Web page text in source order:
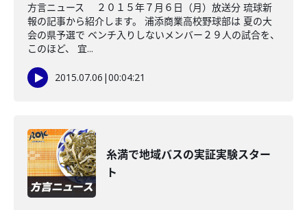
方言ニュース ２０１５年７月６日（月）放送分 琉球新
報の記事から紹介します。 浦添商業高校野球部は 夏の大
会の県予選で ベンチ入りしないメンバー２９人の試合を、
このほど、 宜...
2015.07.06 |00:04:21
糸満で地域バスの実証実験スター
ト